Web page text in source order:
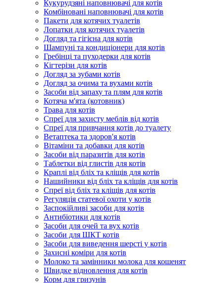
Кукурудзяні наповнювачі для котів
Комбіновані наповнювачі для котів
Пакети для котячих туалетів
Лопатки для котячих туалетів
Догляд та гігієна для котів
Шампуні та кондиціонери для котів
Гребінці та пуходерки для котів
Кігтерізи для котів
Догляд за зубами котів
Догляд за очима та вухами котів
Засоби від запаху та плям для котів
Котяча м'ята (котовник)
Трава для котів
Спреї для захисту меблів від котів
Спреї для привчання котів до туалету
Ветаптека та здоров'я котів
Вітаміни та добавки для котів
Засоби від паразитів для котів
Таблетки від глистів для котів
Краплі від бліх та кліщів для котів
Нашийники від бліх та кліщів для котів
Спреї від бліх та кліщів для котів
Регуляція статевої охоти у котів
Заспокійливі засоби для котів
Антибіотики для котів
Засоби для очей та вух котів
Засоби для ШКТ котів
Засоби для виведення шерсті у котів
Захисні коміри для котів
Молоко та замінники молока для кошенят
Швидке відновлення для котів
Корм для гризунів